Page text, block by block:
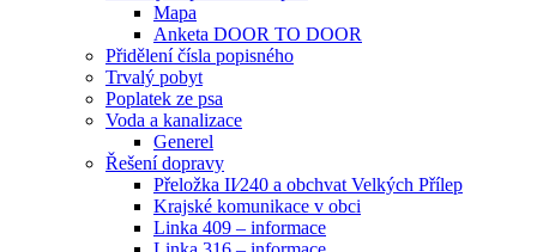
Mapa
Anketa DOOR TO DOOR
Přidělení čísla popisného
Trvalý pobyt
Poplatek ze psa
Voda a kanalizace
Generel
Řešení dopravy
Přeložka II⁄240 a obchvat Velkých Přílep
Krajské komunikace v obci
Linka 409 – informace